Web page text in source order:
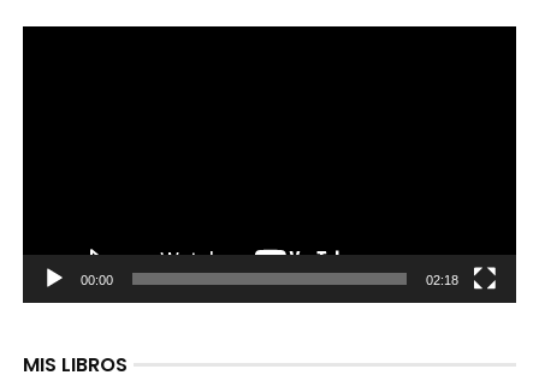
00:00 02:18
MIS LIBROS